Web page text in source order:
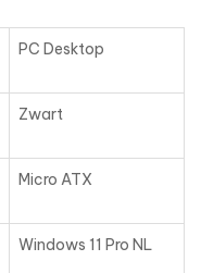
PC Desktop
Zwart
Micro ATX
Windows 11 Pro NL